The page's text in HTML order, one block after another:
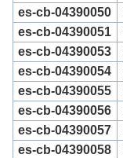
es-cb-04390050
es-cb-04390051
es-cb-04390053
es-cb-04390054
es-cb-04390055
es-cb-04390056
es-cb-04390057
es-cb-04390058